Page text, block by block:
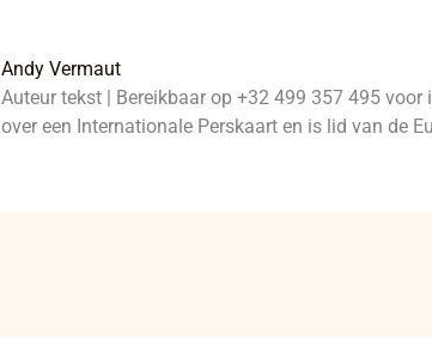
Andy Vermaut
Auteur tekst | Bereikbaar op +32 499 357 495
over een Internationale Perskaart en is lid van de